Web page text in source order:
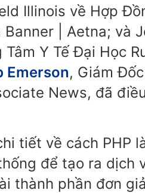
Illinois về Hợp
Banner | Aetna; và
Y Tế Đại Học
Emerson, Giám
News, đã
tiết về cách PHP
để tạo ra dịch
thành phần đơn